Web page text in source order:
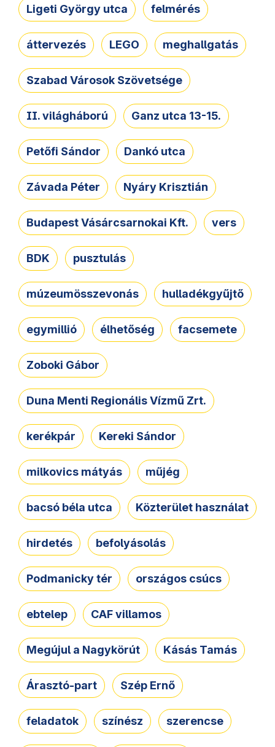
Ligeti György utca felmérés
áttervezés LEGO meghallgatás
Szabad Városok Szövetsége
II. világháború Ganz utca 13-15.
Petőfi Sándor Dankó utca
Závada Péter Nyáry Krisztián
Budapest Vásárcsarnokai Kft. vers
BDK pusztulás
múzeumösszevonás hulladékgyűjtő
egymillió élhetőség facsemete
Zoboki Gábor
Duna Menti Regionális Vízmű Zrt.
kerékpár Kereki Sándor
milkovics mátyás műjég
bacsó béla utca Közterület használat
hirdetés befolyásolás
Podmanicky tér országos csúcs
ebtelep CAF villamos
Megújul a Nagykörút Kásás Tamás
Árasztó-part Szép Ernő
feladatok színész szerencse